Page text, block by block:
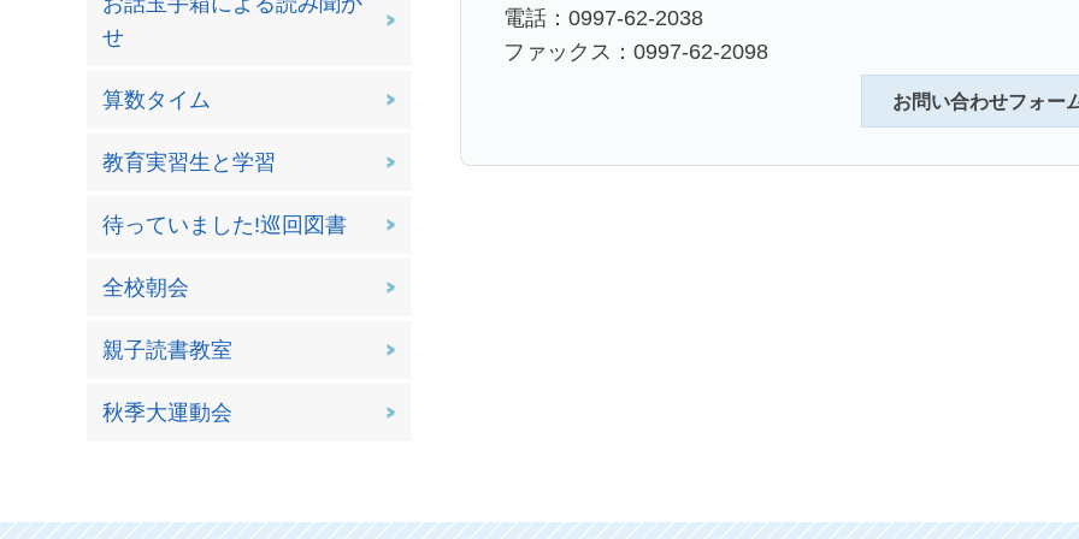
せ
算数タイム
教育実習生と学習
待っていました!巡回図書
全校朝会
親子読書教室
秋季大運動会
電話：0997-62-2038
ファックス：0997-62-2098
お問い合わせフォー